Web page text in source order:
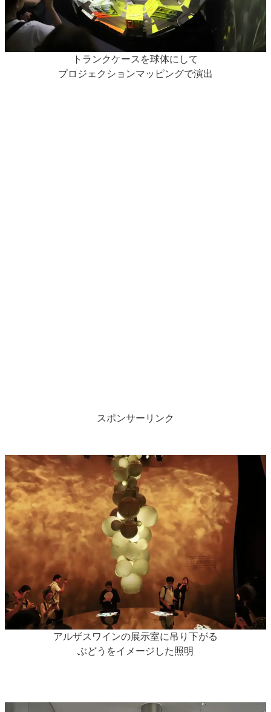
トランクケースを球体にして
プロジェクションマッピングで演出
スポンサーリンク
アルザスワインの展示室に吊り下がる
ぶどうをイメージした照明